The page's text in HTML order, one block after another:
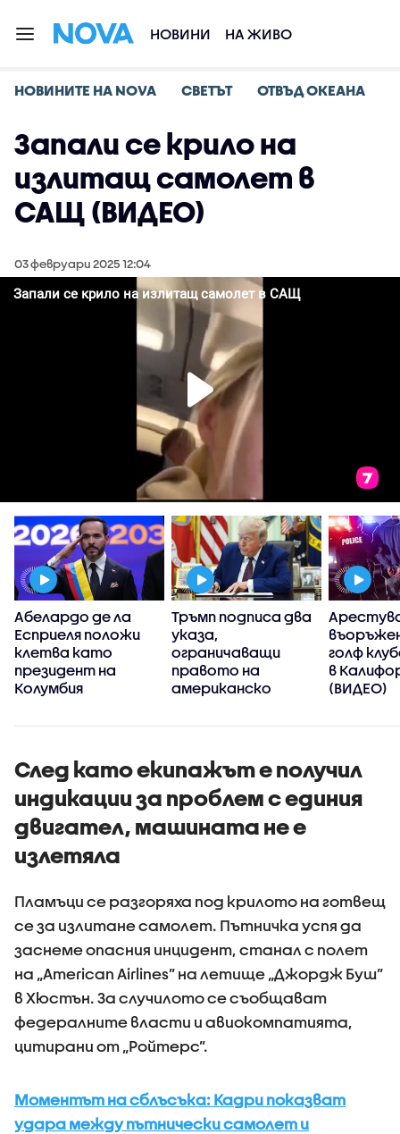
НОВИНИ НА ЖИВО
НОВИНИТЕ НА NOVA СВЕТЪТ ОТВЪД ОКЕАНА
Запали се крило на
излитащ самолет в
САЩ (ВИДЕО)
03 февруари 2025 12:04
Абелардо де ла
Есприеля положи
клетва като
президент на
Колумбия
Тръмп подписа два
указа,
ограничаващи
правото на
американско
рождение
голф
в
(ВИДЕО)
След като екипажът е получил
индикации за проблем с единия
двигател, машината не е
излетяла
Пламъци се разгоряха под крилото на готвещ
се за излитане самолет. Пътничка успя да
заснеме опасния инцидент, станал с полет
на „American Airlines” на летище „Джордж Буш”
в Хюстън. За случилото се съобщават
федералните власти и авиокомпатията,
цитирани от „Ройтерс”.
Моментът на сблъсъка: Кадри показват
удара между пътнически самолет и